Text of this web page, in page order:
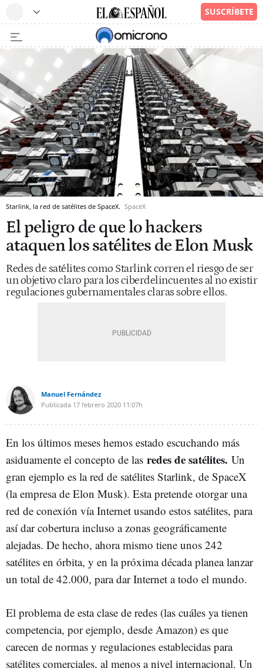
Starlink, la red de satélites de SpaceX. SpaceX
El peligro de que lo hackers
ataquen los satélites de Elon Musk
Redes de satélites como Starlink corren el riesgo de ser
un objetivo claro para los ciberdelincuentes al no existir
regulaciones gubernamentales claras sobre ellos.
Manuel Fernández
Publicada 17 febrero 2020 11:07h
En los últimos meses hemos estado escuchando más
asiduamente el concepto de las redes de satélites. Un
gran ejemplo es la red de satélites Starlink, de SpaceX
(la empresa de Elon Musk). Esta pretende otorgar una
red de conexión vía Internet usando estos satélites, para
así dar cobertura incluso a zonas geográficamente
alejadas. De hecho, ahora mismo tiene unos 242
satélites en órbita, y en la próxima década planea lanzar
un total de 42.000, para dar Internet a todo el mundo.
El problema de esta clase de redes (las cuáles ya tienen
competencia, por ejemplo, desde Amazon) es que
carecen de normas y regulaciones establecidas para
satélites comerciales, al menos a nivel internacional. Un